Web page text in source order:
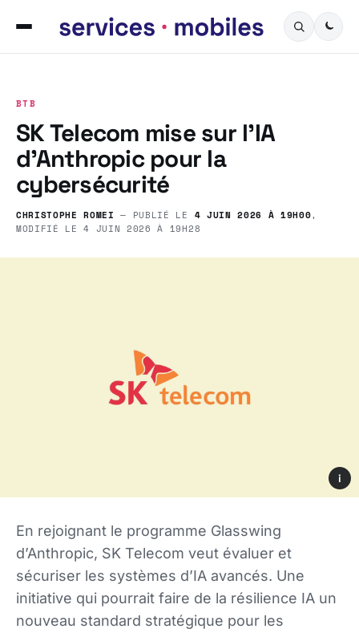
BTB
SK Telecom mise sur l’IA
d’Anthropic pour la
cybersécurité
CHRISTOPHE ROMEI — PUBLIÉ LE 4 JUIN 2026 À 19H00,
MODIFIÉ LE4 JUIN 2026 À 19H28
i
En rejoignant le programme Glasswing
d’Anthropic, SK Telecom veut évaluer et
sécuriser les systèmes d’IA avancés. Une
initiative qui pourrait faire de la résilience IA un
nouveau standard stratégique pour les